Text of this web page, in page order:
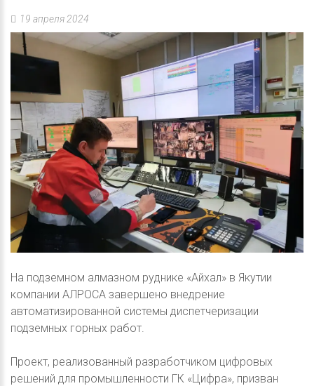
19 апреля 2024
На подземном алмазном руднике «Айхал» в Якутии
компании АЛРОСА завершено внедрение
автоматизированной системы диспетчеризации
подземных горных работ.
Проект, реализованный разработчиком цифровых
решений для промышленности ГК «Цифра», призван